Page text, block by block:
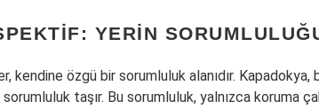
YERIN
kendine özgü bir sorumluluk alanıdır.
sorumluluk taşır. Bu sorumluluk, yalnızca koruma